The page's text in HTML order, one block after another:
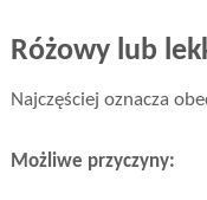
Różowy lub
Najczęściej oznacza
Możliwe przyczyny: